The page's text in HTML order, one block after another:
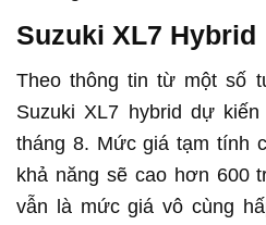
Suzuki XL7 Hybrid
Theo thông tin từ một số
Suzuki XL7 hybrid dự
tháng 8. Mức giá tạm tính
khả năng sẽ cao hơn 600
vẫn là mức giá vô cùng